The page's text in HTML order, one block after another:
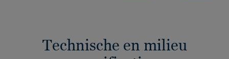
Technische en milieu